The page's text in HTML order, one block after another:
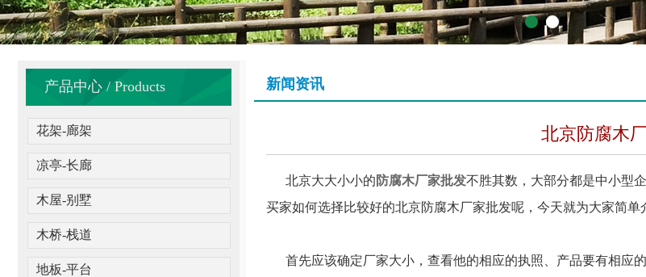
1 2
产品中心 / Products
花架-廊架
凉亭-长廊
木屋-别墅
木桥-栈道
地板-平台
新闻资讯
北京防腐木
北京大大小小的 防腐木厂家批发不胜其数，大部分都是中小型
买家如何选择比较好的北京防腐木厂家批发呢，今天就为大家简单
首先应该确定厂家大小，查看他的相应的执照、产品要有相应的